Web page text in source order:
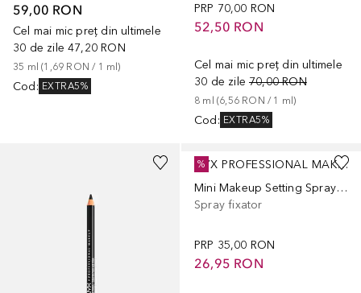
59,00 RON
Cel mai mic preț din ultimele
30 de zile 47,20 RON
35 ml (1,69 RON / 1 ml)
Cod : EXTRA5%
PRP 70,00 RON
52,50 RON
Cel mai mic preț din ultimele
30 de zile 70,00 RON
8 ml (6,56 RON / 1 ml)
Cod : EXTRA5%
NYX PROFESSIONAL MAKEUP
Mini Makeup Setting Spray Matte Finish
Spray fixator
PRP 35,00 RON
26,95 RON
%